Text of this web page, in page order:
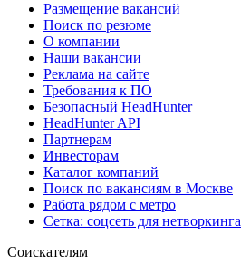
Размещение вакансий
Поиск по резюме
О компании
Наши вакансии
Реклама на сайте
Требования к ПО
Безопасный HeadHunter
HeadHunter API
Партнерам
Инвесторам
Каталог компаний
Поиск по вакансиям в Москве
Работа рядом с метро
Сетка: соцсеть для нетворкинга
Соискателям